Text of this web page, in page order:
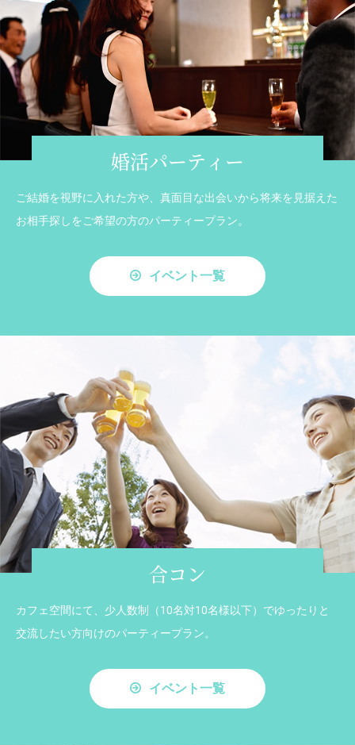
婚活パーティー
ご結婚を視野に入れた方や、真面目な出会いから将来を見据えた
お相手探しをご希望の方のパーティープラン。
イベント一覧
合コン
カフェ空間にて、少人数制（10名対10名様以下）でゆったりと
交流したい方向けのパーティープラン。
イベント一覧